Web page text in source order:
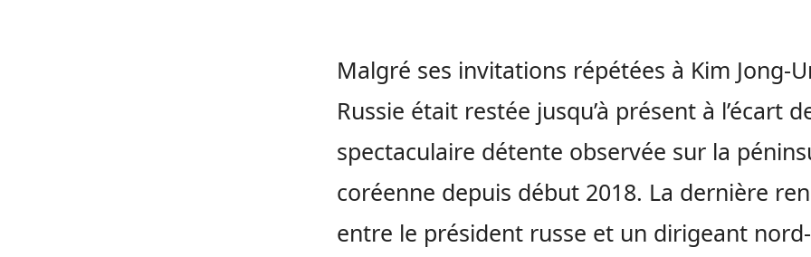
Malgré ses invitations répétées à Kim Jong-
Russie était restée jusqu’à présent à l’écart
spectaculaire détente observée sur la
coréenne depuis début 2018. La dernière
entre le président russe et un dirigeant nord-